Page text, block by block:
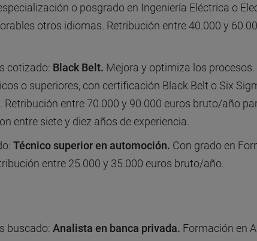
o posgrado en Ingeniería Eléctrica o
otros idiomas. Retribución entre 40.000 y
cotizado: Black Belt. Mejora y optimiza los procesos.
o superiores, con certificación Black Belt o Six
Retribución entre 70.000 y 90.000 euros bruto/año
entre siete y diez años de experiencia.
Técnico superior en automoción. Con grado en
entre 25.000 y 35.000 euros bruto/año.
buscado: Analista en banca privada. Formación en